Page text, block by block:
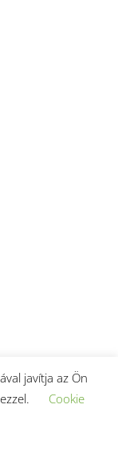
javítja az Ön
Cookie